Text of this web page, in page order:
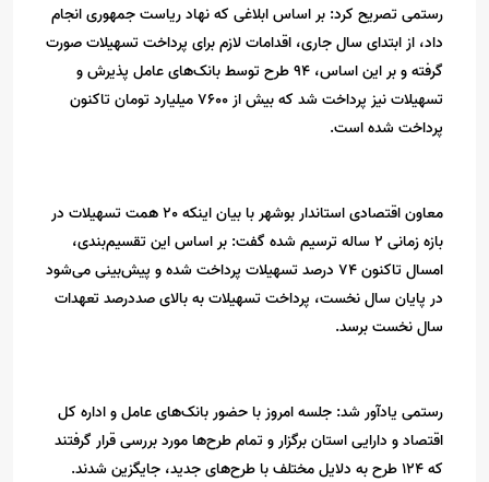
رستمی تصریح کرد: بر اساس ابلاغی که نهاد ریاست جمهوری انجام
داد، از ابتدای سال جاری، اقدامات لازم برای پرداخت تسهیلات صورت
گرفته و بر این اساس، 94 طرح توسط بانک‌های عامل پذیرش و
تسهیلات نیز پرداخت شد که بیش از 7600 میلیارد تومان تاکنون
پرداخت شده است.
معاون اقتصادی استاندار بوشهر با بیان اینکه 20 همت تسهیلات در
بازه زمانی 2 ساله ترسیم شده گفت: بر اساس این تقسیم‌بندی،
امسال تاکنون 74 درصد تسهیلات پرداخت شده و پیش‌بینی می‌شود
در پایان سال نخست، پرداخت تسهیلات به بالای صددرصد تعهدات
سال نخست برسد.
رستمی یادآور شد: جلسه امروز با حضور بانک‌های عامل و اداره کل
اقتصاد و دارایی استان برگزار و تمام طرح‌ها مورد بررسی قرار گرفتند
که 124 طرح به دلایل مختلف با طرح‌های جدید، جایگزین شدند.